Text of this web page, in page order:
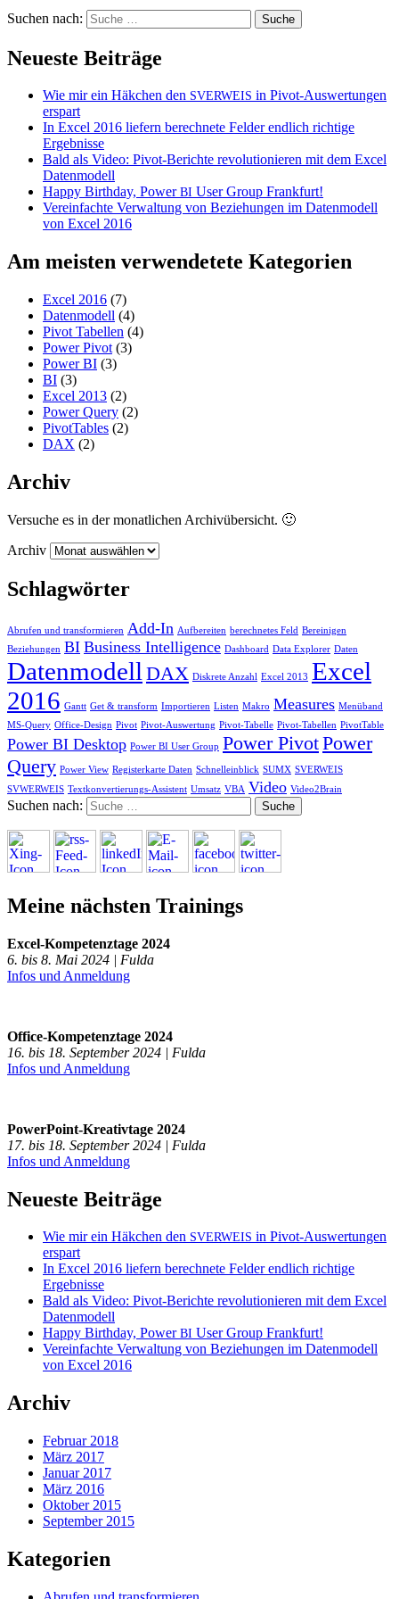
Suchen nach:
Neueste Beiträge
Wie mir ein Häkchen den SVERWEIS in Pivot-Auswertungen
erspart
In Excel 2016 liefern berechnete Felder endlich richtige
Ergebnisse
Bald als Video: Pivot-Berichte revolutionieren mit dem Excel
Datenmodell
Happy Birthday, PowerBI User Group Frankfurt!
Vereinfachte Verwaltung von Beziehungen im Datenmodell
von Excel 2016
Am meisten verwendetete Kategorien
Excel 2016 (7)
Datenmodell (4)
Pivot Tabellen (4)
Power Pivot (3)
Power BI (3)
BI (3)
Excel 2013 (2)
Power Query (2)
PivotTables (2)
DAX (2)
Archiv
Versuche es in der monatlichen Archivübersicht. 🙂
Archiv
Schlagwörter
Abrufen und transformieren Add-In Aufbereiten berechnetes Feld Bereinigen
Beziehungen BI Business Intelligence Dashboard Data Explorer Daten
Datenmodell DAX Diskrete Anzahl Excel 2013 Excel
2016 Gantt Get & transform Importieren Listen Makro Measures Menüband
MS-Query Office-Design Pivot Pivot-Auswertung Pivot-Tabelle Pivot-Tabellen PivotTable
Power BI Desktop Power BI User Group Power PivotPower
Query Power View Registerkarte Daten Schnelleinblick SUMX SVERWEIS
SVWERWEIS Textkonvertierungs-Assistent Umsatz VBA Video Video2Brain
Suchen nach:
Meine nächsten Trainings
Excel-Kompetenztage 2024
6. bis 8. Mai 2024 | Fulda
Infos und Anmeldung
Office-Kompetenztage 2024
16. bis 18. September 2024 | Fulda
Infos und Anmeldung
PowerPoint-Kreativtage 2024
17. bis 18. September 2024 | Fulda
Infos und Anmeldung
Neueste Beiträge
Wie mir ein Häkchen den SVERWEIS in Pivot-Auswertungen
erspart
In Excel 2016 liefern berechnete Felder endlich richtige
Ergebnisse
Bald als Video: Pivot-Berichte revolutionieren mit dem Excel
Datenmodell
Happy Birthday, PowerBI User Group Frankfurt!
Vereinfachte Verwaltung von Beziehungen im Datenmodell
von Excel 2016
Archiv
Februar 2018
März 2017
Januar 2017
März 2016
Oktober 2015
September 2015
Kategorien